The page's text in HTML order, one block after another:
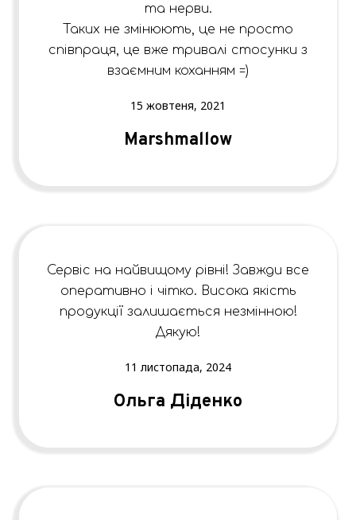
та нерви.
Таких не змінюють, це не просто
співпраця, це вже тривалі стосунки з
взаємним коханням =)
15 жовтеня, 2021
Marshmallow
Сервіс на найвищому рівні! Завжди все
оперативно і чітко. Висока якість
продукції залишається незмінною!
Дякую!
11 листопада, 2024
Ольга Діденко